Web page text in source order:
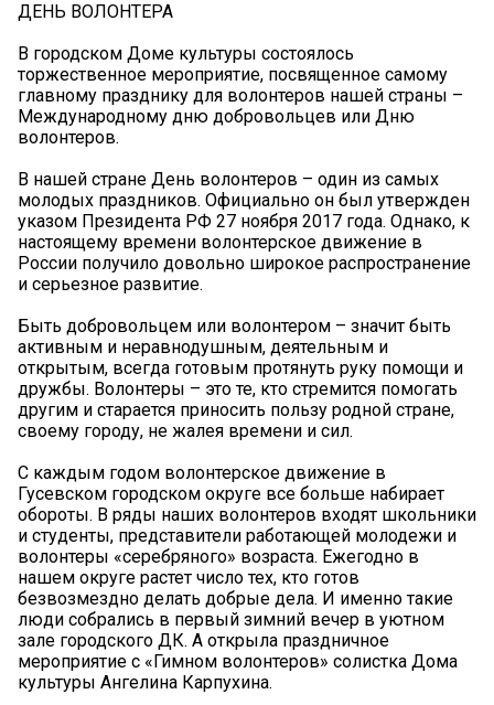
ДЕНЬ ВОЛОНТЕРА
В городском Доме культуры состоялось
торжественное мероприятие, посвященное самому
главному празднику для волонтеров нашей страны –
Международному дню добровольцев или Дню
волонтеров.
В нашей стране День волонтеров – один из самых
молодых праздников. Официально он был утвержден
указом Президента РФ 27 ноября 2017 года. Однако, к
настоящему времени волонтерское движение в
России получило довольно широкое распространение
и серьезное развитие.
Быть добровольцем или волонтером – значит быть
активным и неравнодушным, деятельным и
открытым, всегда готовым протянуть руку помощи и
дружбы. Волонтеры – это те, кто стремится помогать
другим и старается приносить пользу родной стране,
своему городу, не жалея времени и сил.
С каждым годом волонтерское движение в
Гусевском городском округе все больше набирает
обороты. В ряды наших волонтеров входят школьники
и студенты, представители работающей молодежи и
волонтеры «серебряного» возраста. Ежегодно в
нашем округе растет число тех, кто готов
безвозмездно делать добрые дела. И именно такие
люди собрались в первый зимний вечер в уютном
зале городского ДК. А открыла праздничное
мероприятие с «Гимном волонтеров» солистка Дома
культуры Ангелина Карпухина.